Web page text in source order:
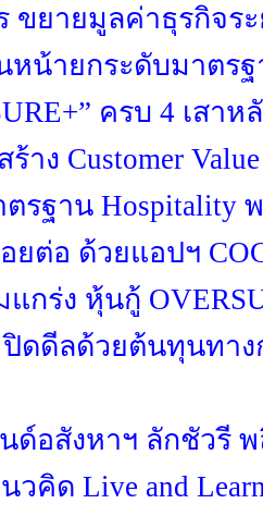
ขยายมูลค่าธุรกิจระ
หน้ายกระดับมาตร
ครบ 4 เสา
าง Customer
ตรฐาน Hospitality
ยต่อ ด้วยแอปฯ
กร่ง หุ้นกู้
ปิดดีลด้วยต้นทุนทา
ด์อสังหาฯ ลักชัวรี
วคิด Live and